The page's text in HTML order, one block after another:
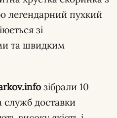
легендарний пухкий
зі
та швидким
зібрали 10
служб доставки